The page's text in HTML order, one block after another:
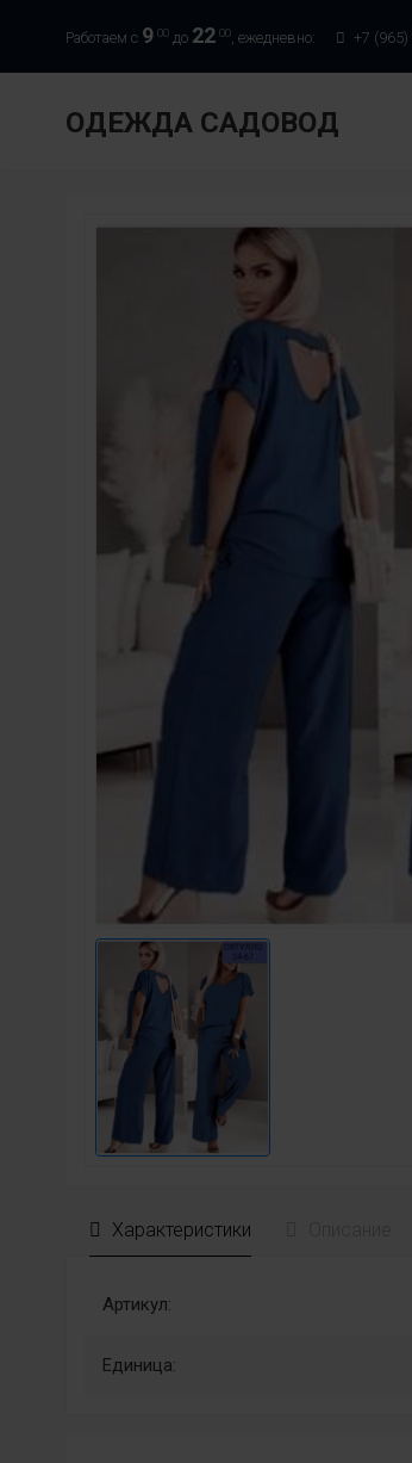
Работаем с 9 00 до 22 00, ежедневно: +7 (965)
ОДЕЖДА САДОВОД
Характеристики
Артикул:
Единица: